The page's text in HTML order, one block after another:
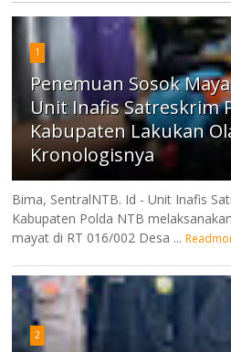
1
Penemuan Sosok
Unit Inafis Satreskrim
Kabupaten Lakukan
Kronologisnya
Bima, SentralNTB. Id - Unit Inafis
Kabupaten Polda NTB
mayat di RT 016/002 Desa ...
2